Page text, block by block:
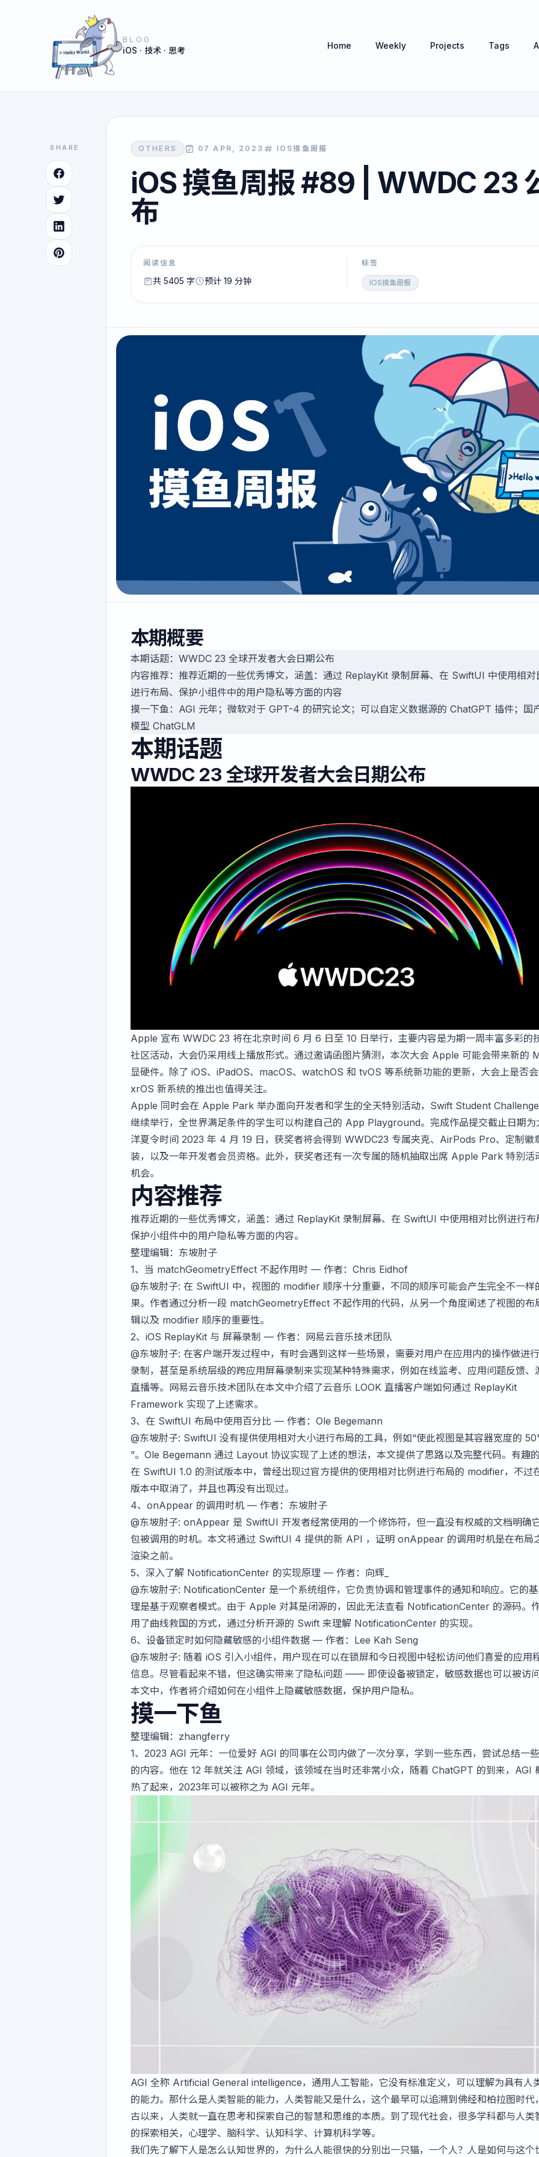
BLOG
iOS · 技术 · 思考 Home Weekly Projects Tags
SHARE OTHERS 07 APR, 2023 IOS摸鱼周报
iOS 摸鱼周报 #89 | WWDC 23
布
阅读信息
共 5405 字 预计 19 分钟
标签
IOS摸鱼周报
本期概要
本期话题：WWDC 23 全球开发者大会日期公布
内容推荐：推荐近期的一些优秀博文，涵盖：通过 ReplayKit 录制屏幕、在 SwiftUI 中使用相对
进行布局、保护小组件中的用户隐私等方面的内容
摸一下鱼：AGI 元年；微软对于 GPT-4 的研究论文；可以自定义数据源的 ChatGPT 插件；国
模型 ChatGLM
本期话题
WWDC 23 全球开发者大会日期公布
Apple 宣布 WWDC 23 将在北京时间 6 月 6 日至 10 日举行，主要内容是为期一周丰富多彩的
社区活动，大会仍采用线上播放形式。通过邀请函图片猜测，本次大会 Apple 可能会带来新的
显硬件。除了 iOS、iPadOS、macOS、watchOS 和 tvOS 等系统新功能的更新，大会上是否
xrOS 新系统的推出也值得关注。
Apple 同时会在 Apple Park 举办面向开发者和学生的全天特别活动， Swift Student Challenge
继续举行，全世界满足条件的学生可以构建自己的 App Playground。完成作品提交截止日期为
洋夏令时间 2023 年 4 月 19 日，获奖者将会得到 WWDC23 专属夹克、AirPods Pro、定制徽
装，以及一年开发者会员资格。此外，获奖者还有一次专属的随机抽取出席 Apple Park 特别活
机会。
内容推荐
推荐近期的一些优秀博文，涵盖：通过 ReplayKit 录制屏幕、在 SwiftUI 中使用相对比例进行布
保护小组件中的用户隐私等方面的内容。
整理编辑： 东坡肘子
1、 当 matchGeometryEffect 不起作用时 — 作者：Chris Eidhof
@东坡肘子: 在 SwiftUI 中，视图的 modifier 顺序十分重要，不同的顺序可能会产生完全不一样
果。作者通过分析一段 matchGeometryEffect 不起作用的代码，从另一个角度阐述了视图的布
辑以及 modifier 顺序的重要性。
2、 iOS ReplayKit 与 屏幕录制 — 作者：网易云音乐技术团队
@东坡肘子: 在客户端开发过程中，有时会遇到这样一些场景，需要对用户在应用内的操作做进
录制，甚至是系统层级的跨应用屏幕录制来实现某种特殊需求，例如在线监考、应用问题反馈、
直播等。网易云音乐技术团队在本文中介绍了云音乐 LOOK 直播客户端如何通过 ReplayKit
Framework 实现了上述需求。
3、 在 SwiftUI 布局中使用百分比 — 作者：Ole Begemann
@东坡肘子: SwiftUI 没有提供使用相对大小进行布局的工具，例如“使此视图是其容器宽度的
”。Ole Begemann 通过 Layout 协议实现了上述的想法，本文提供了思路以及完整代码。有趣的
在 SwiftUI 1.0 的测试版本中，曾经出现过官方提供的使用相对比例进行布局的 modifier，不过
版本中取消了，并且也再没有出现过。
4、 onAppear 的调用时机 — 作者：东坡肘子
@东坡肘子: onAppear 是 SwiftUI 开发者经常使用的一个修饰符，但一直没有权威的文档明确
包被调用的时机。本文将通过 SwiftUI 4 提供的新 API ，证明 onAppear 的调用时机是在布局
渲染之前。
5、 深入了解 NotificationCenter 的实现原理 — 作者：向辉_
@东坡肘子: NotificationCenter 是一个系统组件，它负责协调和管理事件的通知和响应。它的
理是基于观察者模式。由于 Apple 对其是闭源的，因此无法查看 NotificationCenter 的源码。
用了曲线救国的方式，通过分析开源的 Swift 来理解 NotificationCenter 的实现。
6、 设备锁定时如何隐藏敏感的小组件数据 — 作者：Lee Kah Seng
@东坡肘子: 随着 iOS 引入小组件，用户现在可以在锁屏和今日视图中轻松访问他们喜爱的应用
信息。尽管看起来不错，但这确实带来了隐私问题 —— 即使设备被锁定，敏感数据也可以被访
本文中，作者将介绍如何在小组件上隐藏敏感数据，保护用户隐私。
摸一下鱼
整理编辑： zhangferry
1、2023 AGI 元年：一位爱好 AGI 的同事在公司内做了一次分享，学到一些东西，尝试总结一
的内容。他在 12 年就关注 AGI 领域，该领域在当时还非常小众，随着 ChatGPT 的到来，AGI
热了起来，2023年可以被称之为 AGI 元年。
AGI 全称 Artificial General intelligence，通用人工智能，它没有标准定义，可以理解为具有人
的能力。那什么是人类智能的能力，人类智能又是什么，这个最早可以追溯到佛经和柏拉图时代
古以来，人类就一直在思考和探索自己的智慧和思维的本质。到了现代社会，很多学科都与人类
的探索相关，心理学、脑科学、认知科学、计算机科学等。
我们先了解下人是怎么认知世界的，为什么人能很快的分别出一只猫，一个人？人是如何与这个